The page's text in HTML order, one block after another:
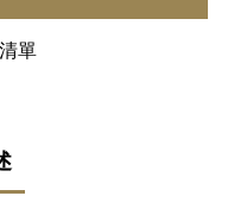
單